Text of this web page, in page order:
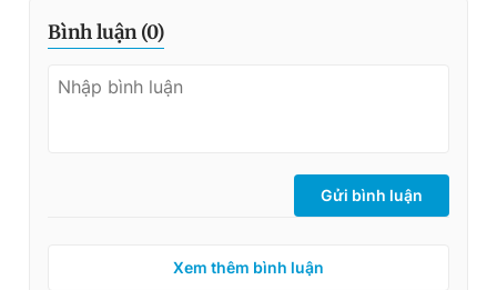
Bình luận (0)
Gửi bình luận
Xem thêm bình luận